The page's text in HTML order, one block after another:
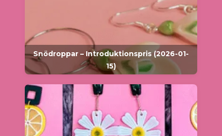
Snödroppar – Introduktionspris (2026-01-
15)